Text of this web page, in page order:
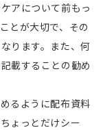
アについて前もっ
とが大切で、その
ります。また、何
載することの勧め
るように配布資料
ょっとだけシー